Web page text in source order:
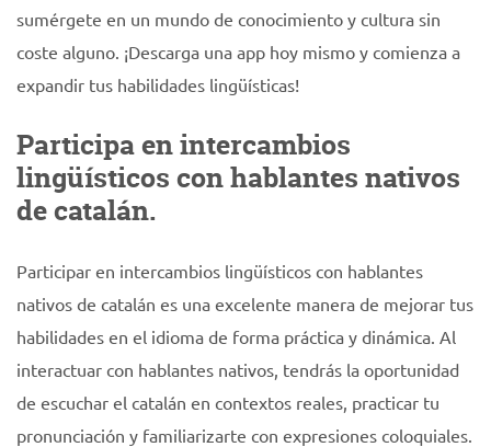
sumérgete en un mundo de conocimiento y cultura sin
coste alguno. ¡Descarga una app hoy mismo y comienza a
expandir tus habilidades lingüísticas!
Participa en intercambios
lingüísticos con hablantes nativos
de catalán.
Participar en intercambios lingüísticos con hablantes
nativos de catalán es una excelente manera de mejorar tus
habilidades en el idioma de forma práctica y dinámica. Al
interactuar con hablantes nativos, tendrás la oportunidad
de escuchar el catalán en contextos reales, practicar tu
pronunciación y familiarizarte con expresiones coloquiales.